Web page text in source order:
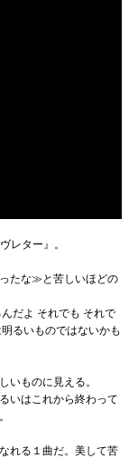
レター』。
たな≫と苦しいほどの
だよ それでも それで
るいものではないかも
いものに見える。
いはこれから終わって
れる１曲だ。美して苦